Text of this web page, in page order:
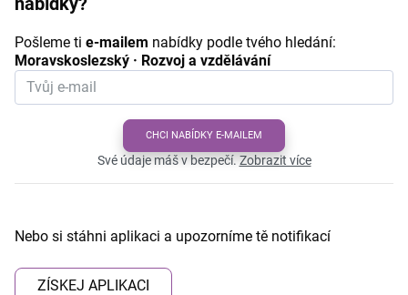
Pošleme ti e-mailem nabídky podle tvého hledání:
Moravskoslezský · Rozvoj a vzdělávání
CHCI NABÍDKY E-MAILEM
Své údaje máš v bezpečí.Zobrazit více
Nebo si stáhni aplikaci a upozorníme tě notifikací
ZÍSKEJ APLIKACI